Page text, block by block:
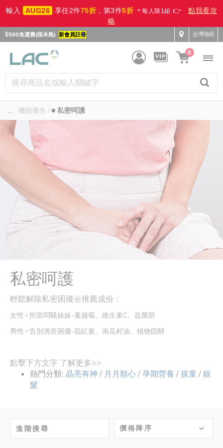
輸入 AUG26 享任2件75折 ，第3件5折 ＊每人限1組 👉
點我看攻
略
$500免運費(限本島) 新會員註冊 台灣地區
0
.... 機能養生 ■ 私密呵護
私密呵護
輕鬆解除私密困擾㊙️推薦成份：
女性♀️拒當悶騷妹妹-蔓越莓、維生素C、益菌群
男性♂️告別滴答困擾-茄紅素、南瓜籽油、植物固醇
點擊下方文字 了解更多>>
熱門分類: 晶亮有神 / 月月順心/孕期營養 /孩童/銀
髮
進階搜尋 價格降序